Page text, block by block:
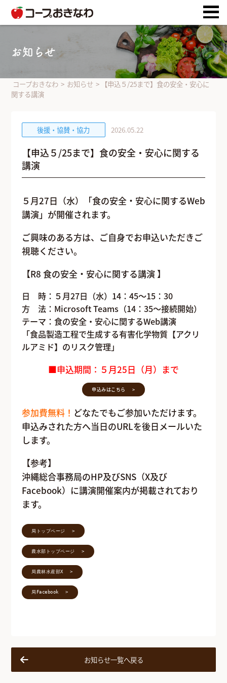
お知らせ
コープおきなわ > お知らせ > 【申込５/25まで】食の安全・安心に
関する講演
後援・協賛・協力 2026.05.22
【申込５/25まで】食の安全・安心に関する
講演
５月27日（水）「食の安全・安心に関するWeb
講演」が開催されます。
ご興味のある方は、ご自身でお申込いただきご
視聴ください。
【R8 食の安全・安心に関する講演 】
日 時：５月27日（水）14：45～15：30
方 法：Microsoft Teams（14：35～接続開始）
テーマ：食の安全・安心に関するWeb講演
「食品製造工程で生成する有害化学物質【アクリ
ルアミド】のリスク管理」
■申込期間：５月25日（月）まで
申込みはこちら
参加費無料！ どなたでもご参加いただけます。
申込みされた方へ当日のURLを後日メールいた
します。
【参考】
沖縄総合事務局のHP及びSNS（X及び
Facebook）に講演開催案内が掲載されており
ます。
局トップページ
農水部トップページ
局農林水産部X
局Facebook
お知らせ一覧へ戻る